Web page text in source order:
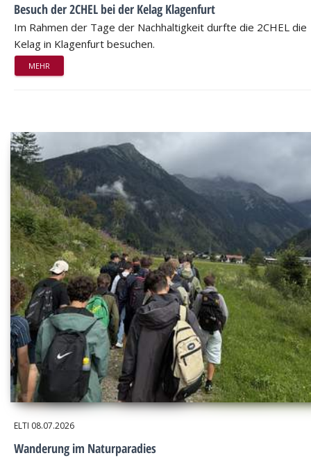
Besuch der 2CHEL bei der Kelag Klagenfurt
Im Rahmen der Tage der Nachhaltigkeit durfte die 2CHEL die
Kelag in Klagenfurt besuchen.
MEHR
ELTI 08.07.2026
Wanderung im Naturparadies